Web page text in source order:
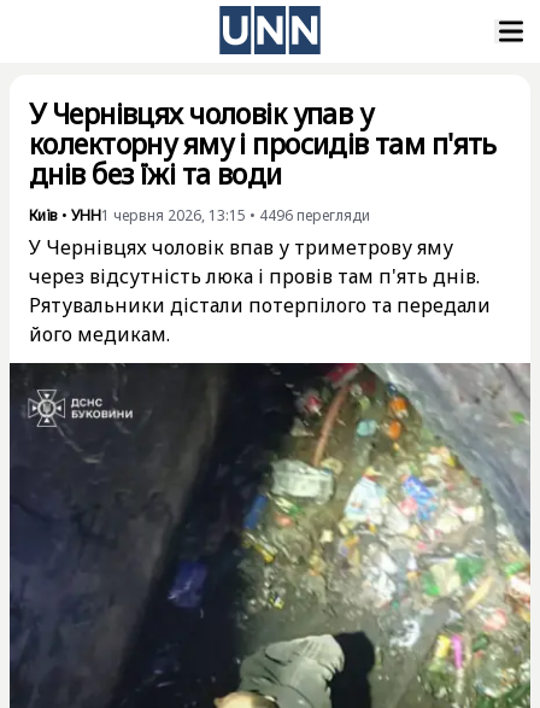
У Чернівцях чоловік упав у
колекторну яму і просидів там п'ять
днів без їжі та води
Київ • УНН1 червня 2026, 13:15 • 4496 перегляди
У Чернівцях чоловік впав у триметрову яму
через відсутність люка і провів там п'ять днів.
Рятувальники дістали потерпілого та передали
його медикам.